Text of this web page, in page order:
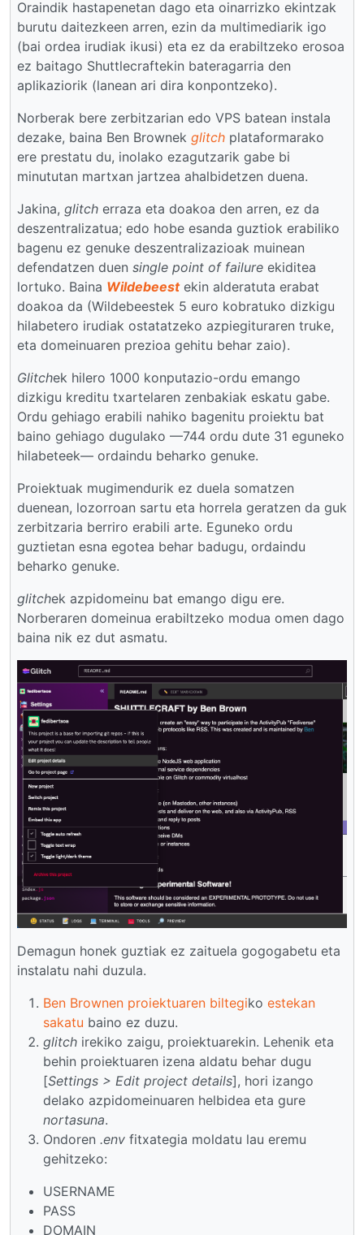
Oraindik hastapenetan dago eta oinarrizko ekintzak
burutu daitezkeen arren, ezin da multimediarik igo
(bai ordea irudiak ikusi) eta ez da erabiltzeko erosoa
ez baitago Shuttlecraftekin bateragarria den
aplikaziorik (lanean ari dira konpontzeko).
Norberak bere zerbitzarian edo VPS batean instala
dezake, baina Ben Brownek glitch plataformarako
ere prestatu du, inolako ezagutzarik gabe bi
minututan martxan jartzea ahalbidetzen duena.
Jakina, glitch erraza eta doakoa den arren, ez da
deszentralizatua; edo hobe esanda guztiok erabiliko
bagenu ez genuke deszentralizazioak muinean
defendatzen duen single point of failure ekiditea
lortuko. Baina Wildebeestekin alderatuta erabat
doakoa da (Wildebeestek 5 euro kobratuko dizkigu
hilabetero irudiak ostatatzeko azpiegituraren truke,
eta domeinuaren prezioa gehitu behar zaio).
Glitchek hilero 1000 konputazio-ordu emango
dizkigu kreditu txartelaren zenbakiak eskatu gabe.
Ordu gehiago erabili nahiko bagenitu proiektu bat
baino gehiago dugulako —744 ordu dute 31 eguneko
hilabeteek— ordaindu beharko genuke.
Proiektuak mugimendurik ez duela somatzen
duenean, lozorroan sartu eta horrela geratzen da guk
zerbitzaria berriro erabili arte. Eguneko ordu
guztietan esna egotea behar badugu, ordaindu
beharko genuke.
glitchek azpidomeinu bat emango digu ere.
Norberaren domeinua erabiltzeko modua omen dago
baina nik ez dut asmatu.
Demagun honek guztiak ez zaituela gogogabetu eta
instalatu nahi duzula.
Ben Brownen proiektuaren biltegiko estekan
sakatu baino ez duzu.
glitch irekiko zaigu, proiektuarekin. Lehenik eta
behin proiektuaren izena aldatu behar dugu
[Settings > Edit project details], hori izango
delako azpidomeinuaren helbidea eta gure
nortasuna.
Ondoren .env fitxategia moldatu lau eremu
gehitzeko:
USERNAME
PASS
DOMAIN